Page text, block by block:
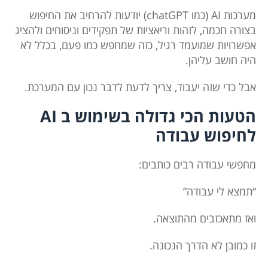
מערכות AI (כמו chatGPT) יודעות להרחיב את החיפוש
בצורה חכמה, לזהות וריאציות של תפקידים וניסוחים ולהציג
אפשרויות שמועמד רגיל, כזה שמחפש כמו פעם, בכלל לא
היה חושב עליהן.
אבל כדי שזה יעבוד, צריך לדעת לדבר נכון עם המערכת.
הטעות הכי גדולה בשימוש ב AI
לחיפוש עבודה
מחפשי עבודה רבים כותבים:
“תמצא לי עבודה”
ואז מתאכזבים מהתוצאה.
זו כמובן לא הדרך הנכונה.